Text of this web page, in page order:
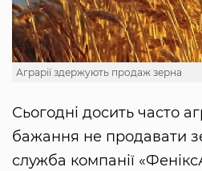
Аграрії здержують продаж зерна
Сьогодні досить часто
бажання не продавати
служба компанії